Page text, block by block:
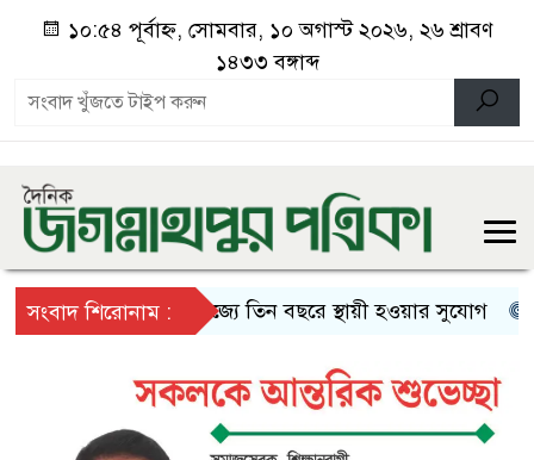
১০:৫৪ পূর্বাহ্ন, সোমবার, ১০ অগাস্ট ২০২৬, ২৬ শ্রাবণ
১৪৩৩ বঙ্গাব্দ
সংবাদ শিরোনাম :যুক্তরাজ্যে তিন বছরে স্থায়ী হওয়ার সুযোগ